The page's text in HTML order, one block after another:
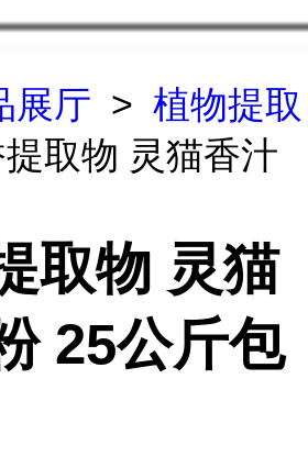
展厅 > 植物提取
取物 灵猫香汁
取物 灵猫
25公斤包